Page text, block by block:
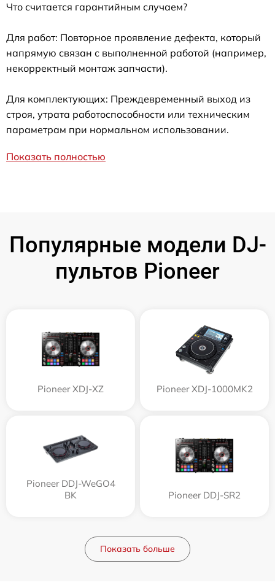
Что считается гарантийным случаем?
Для работ: Повторное проявление дефекта, который
напрямую связан с выполненной работой (например,
некорректный монтаж запчасти).
Для комплектующих: Преждевременный выход из
строя, утрата работоспособности или техническим
параметрам при нормальном использовании.
Показать полностью
Популярные модели DJ-
пультов Pioneer
Pioneer XDJ-XZ Pioneer XDJ-1000MK2
Pioneer DDJ-WeGO4
BK
Pioneer DDJ-SR2
Показать больше